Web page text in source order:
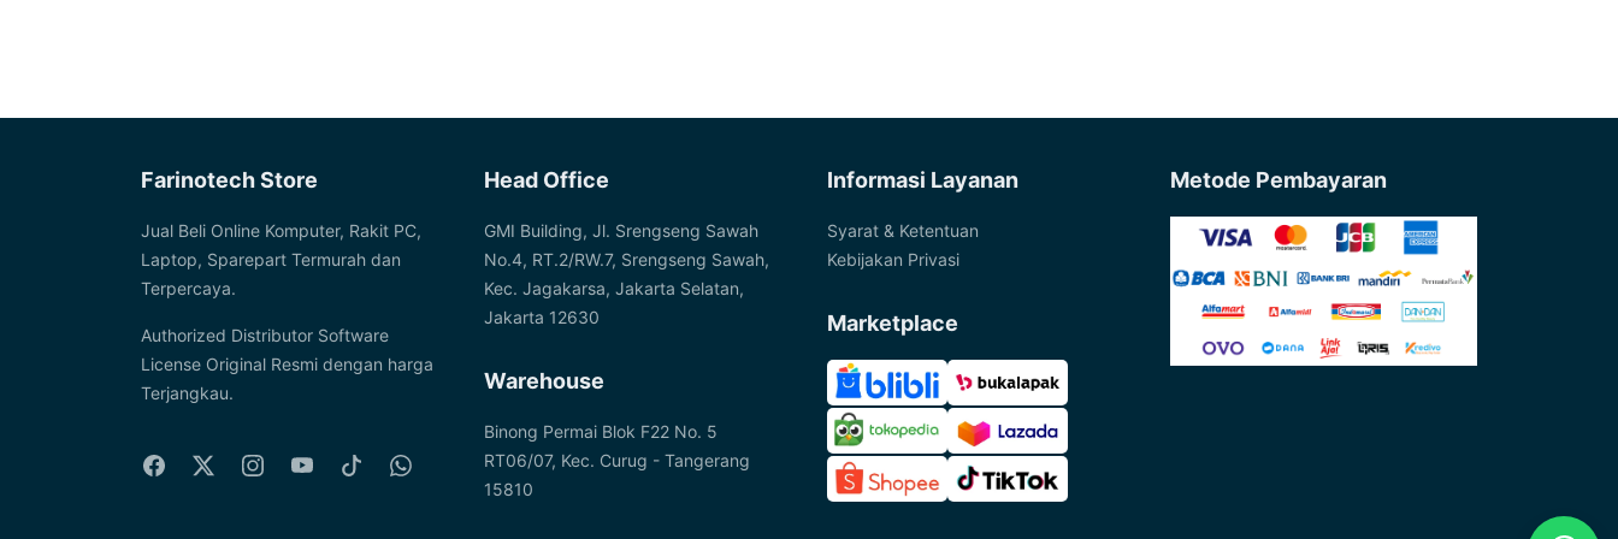
product
Farinotech Store
Jual Beli Online Komputer, Rakit PC,
Laptop, Sparepart Termurah dan
Terpercaya.
Authorized Distributor Software
License Original Resmi dengan harga
Terjangkau.
Head Office
GMI Building, Jl. Srengseng Sawah
No.4, RT.2/RW.7, Srengseng Sawah,
Kec. Jagakarsa, Jakarta Selatan,
Jakarta 12630
Warehouse
Binong Permai Blok F22 No. 5
RT06/07, Kec. Curug - Tangerang
15810
Informasi Layanan
Syarat & Ketentuan
Kebijakan Privasi
Marketplace
Metode Pembayaran